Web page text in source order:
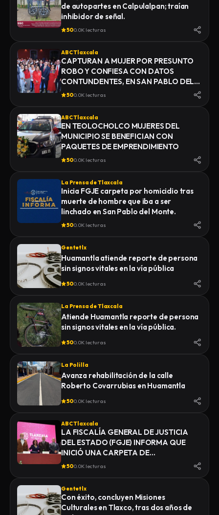
de autopartes en Calpulalpan; traían
inhibidor de señal.
500.0K lecturas
ABC Tlaxcala
CAPTURAN A MUJER POR PRESUNTO
ROBO Y CONFIESA CON DATOS
CONTUNDENTES, EN SAN PABLO DEL
MONTE
500.0K lecturas
ABC Tlaxcala
EN TEOLOCHOLCO MUJERES DEL
MUNICIPIO SE BENEFICIAN CON
PAQUETES DE EMPRENDIMIENTO
500.0K lecturas
La Prensa de Tlaxcala
Inicia FGJE carpeta por homicidio tras
muerte de hombre que iba a ser
linchado en San Pablo del Monte.
500.0K lecturas
Gentetlx
Huamantla atiende reporte de persona
sin signos vitales en la vía pública
500.0K lecturas
La Prensa de Tlaxcala
Atiende Huamantla reporte de persona
sin signos vitales en la vía pública.
500.0K lecturas
La Polilla
Avanza rehabilitación de la calle
Roberto Covarrubias en Huamantla
500.0K lecturas
ABC Tlaxcala
LA FISCALÍA GENERAL DE JUSTICIA
DEL ESTADO (FGJE) INFORMA QUE
INICIÓ UNA CARPETA DE
INVESTIGACIÓN POR EL DELITO DE
MIENTRAS ERA TRASLADADO POR
ELEMENTOS DE LA POLICÍA MUNICIPAL
500.0K lecturas
Gentetlx
Con éxito, concluyen Misiones
Culturales en Tlaxco, tras dos años de